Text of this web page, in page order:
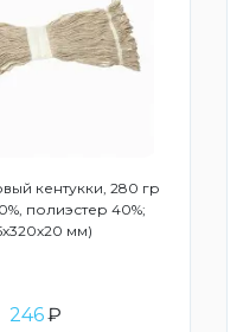
кентукки, 280 гр
полиэстер 40%;
мм)
246₽